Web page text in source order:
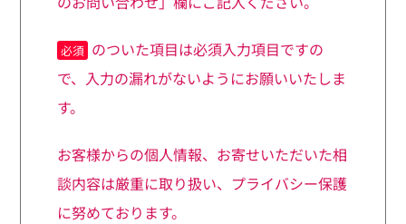
必須 のついた項目は必須入力項目ですの
で、入力の漏れがないようにお願いいたしま
す。
お客様からの個人情報、お寄せいただいた相
談内容は厳重に取り扱い、プライバシー保護
に努めております。